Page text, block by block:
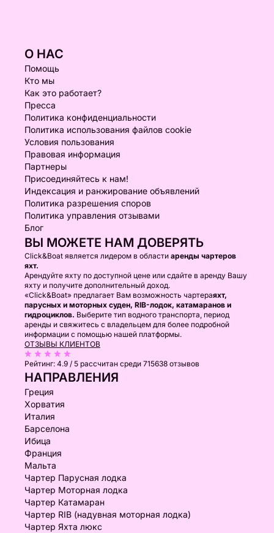
О НАС
Помощь
Кто мы
Как это работает?
Пресса
Политика конфиденциальности
Политика использования файлов cookie
Условия пользования
Правовая информация
Партнеры
Присоединяйтесь к нам!
Индексация и ранжирование объявлений
Политика разрешения споров
Политика управления отзывами
Блог
ВЫ МОЖЕТЕ НАМ ДОВЕРЯТЬ
Click&Boat является лидером в области аренды чартеров
яхт.
Арендуйте яхту по доступной цене или сдайте в аренду Вашу
яхту и получите дополнительный доход.
«Click&Boat» предлагает Вам возможность чартераяхт,
парусных и моторных суден, RIB-лодок, катамаранов и
гидроциклов. Выберите тип водного транспорта, период
аренды и свяжитесь с владельцем для более подробной
информации с помощью нашей платформы.
ОТЗЫВЫ КЛИЕНТОВ
Рейтинг: 4.9 / 5 рассчитан среди 715638 отзывов
НАПРАВЛЕНИЯ
Греция
Хорватия
Италия
Барселона
Ибица
Франция
Мальта
Чартер Парусная лодка
Чартер Моторная лодка
Чартер Катамаран
Чартер RIB (надувная моторная лодка)
Чартер Яхта люкс